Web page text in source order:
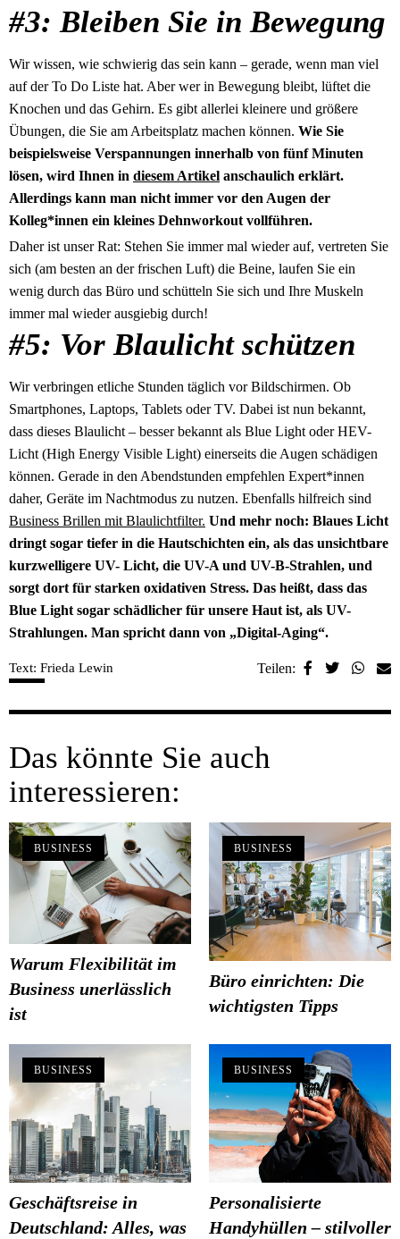
#3: Bleiben Sie in Bewegung
Wir wissen, wie schwierig das sein kann – gerade, wenn man viel
auf der To Do Liste hat. Aber wer in Bewegung bleibt, lüftet die
Knochen und das Gehirn. Es gibt allerlei kleinere und größere
Übungen, die Sie am Arbeitsplatz machen können. Wie Sie
beispielsweise Verspannungen innerhalb von fünf Minuten
lösen, wird Ihnen in diesem Artikel anschaulich erklärt.
Allerdings kann man nicht immer vor den Augen der
Kolleg*innen ein kleines Dehnworkout vollführen.
Daher ist unser Rat: Stehen Sie immer mal wieder auf, vertreten Sie
sich (am besten an der frischen Luft) die Beine, laufen Sie ein
wenig durch das Büro und schütteln Sie sich und Ihre Muskeln
immer mal wieder ausgiebig durch!
#5: Vor Blaulicht schützen
Wir verbringen etliche Stunden täglich vor Bildschirmen. Ob
Smartphones, Laptops, Tablets oder TV. Dabei ist nun bekannt,
dass dieses Blaulicht – besser bekannt als Blue Light oder HEV-
Licht (High Energy Visible Light) einerseits die Augen schädigen
können. Gerade in den Abendstunden empfehlen Expert*innen
daher, Geräte im Nachtmodus zu nutzen. Ebenfalls hilfreich sind
Business Brillen mit Blaulichtfilter. Und mehr noch: Blaues Licht
dringt sogar tiefer in die Hautschichten ein, als das unsichtbare
kurzwelligere UV- Licht, die UV-A und UV-B-Strahlen, und
sorgt dort für starken oxidativen Stress. Das heißt, dass das
Blue Light sogar schädlicher für unsere Haut ist, als UV-
Strahlungen. Man spricht dann von „Digital-Aging“.
Text: Frieda Lewin Teilen:
Das könnte Sie auch
interessieren:
BUSINESS
Warum Flexibilität im
Business unerlässlich
ist
BUSINESS
Büro einrichten: Die
wichtigsten Tipps
BUSINESS
Geschäftsreise in
Deutschland: Alles, was
BUSINESS
Personalisierte
Handyhüllen – stilvoller